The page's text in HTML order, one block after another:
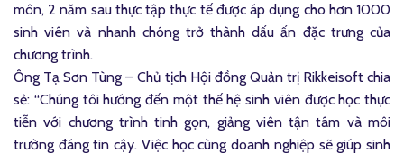
môn, 2 năm sau thực tập thực tế được áp dụng cho hơn 1000
sinh viên và nhanh chóng trở thành dấu ấn đặc trưng của
chương trình.
Ông Tạ Sơn Tùng – Chủ tịch Hội đồng Quản trị Rikkeisoft chia
sẻ: “Chúng tôi hướng đến một thế hệ sinh viên được học thực
tiễn với chương trình tinh gọn, giảng viên tận tâm và môi
trường đáng tin cậy. Việc học cùng doanh nghiệp sẽ giúp sinh